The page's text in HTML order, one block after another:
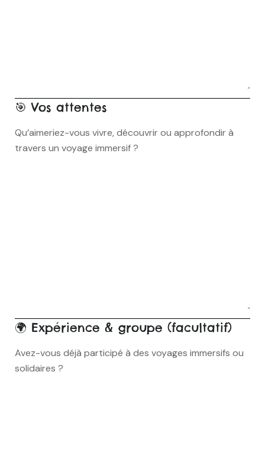
🎯 Vos attentes
Qu’aimeriez-vous vivre, découvrir ou approfondir à
travers un voyage immersif ?
🌍 Expérience & groupe (facultatif)
Avez-vous déjà participé à des voyages immersifs ou
solidaires ?